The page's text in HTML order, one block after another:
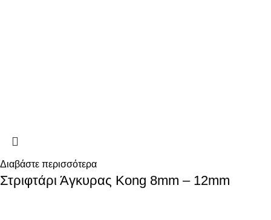
Διαβάστε περισσότερα
Στριφτάρι Άγκυρας Kong 8mm – 12mm